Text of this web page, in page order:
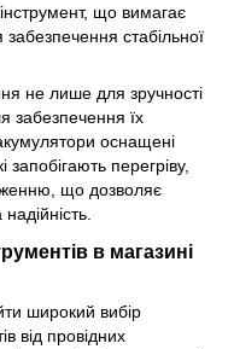
що вимагає
забезпечення стабільної
не лише для зручності
забезпечення їх
оснащені
перегріву,
що дозволяє
в магазині
широкий вибір
від провідних